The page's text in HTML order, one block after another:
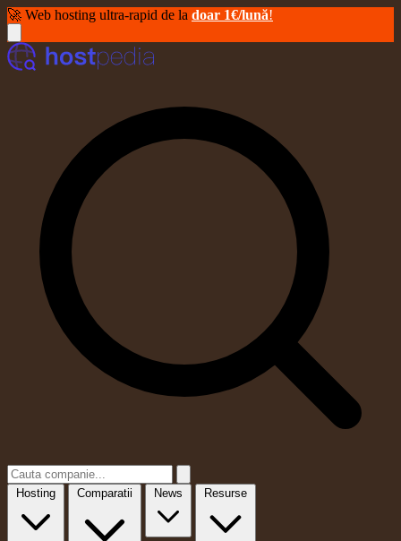
🚀 Web hosting ultra-rapid de la doar 1€/lună!
Hosting Comparatii News Resurse